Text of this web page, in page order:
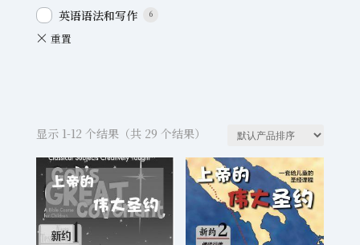
英语语法和写作 6
显示 1-12 个结果（共 29 个结果）